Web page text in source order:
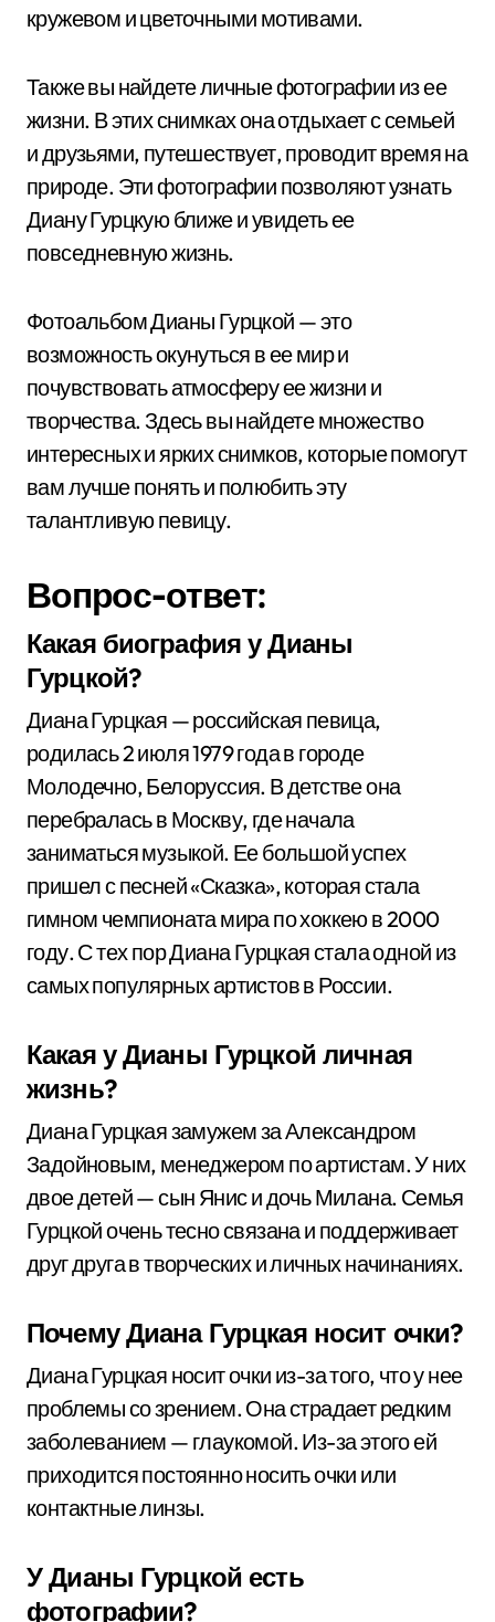
кружевом и цветочными мотивами.
Также вы найдете личные фотографии из ее
жизни. В этих снимках она отдыхает с семьей
и друзьями, путешествует, проводит время на
природе. Эти фотографии позволяют узнать
Диану Гурцкую ближе и увидеть ее
повседневную жизнь.
Фотоальбом Дианы Гурцкой — это
возможность окунуться в ее мир и
почувствовать атмосферу ее жизни и
творчества. Здесь вы найдете множество
интересных и ярких снимков, которые помогут
вам лучше понять и полюбить эту
талантливую певицу.
Вопрос-ответ:
Какая биография у Дианы
Гурцкой?
Диана Гурцкая — российская певица,
родилась 2 июля 1979 года в городе
Молодечно, Белоруссия. В детстве она
перебралась в Москву, где начала
заниматься музыкой. Ее большой успех
пришел с песней «Сказка», которая стала
гимном чемпионата мира по хоккею в 2000
году. С тех пор Диана Гурцкая стала одной из
самых популярных артистов в России.
Какая у Дианы Гурцкой личная
жизнь?
Диана Гурцкая замужем за Александром
Задойновым, менеджером по артистам. У них
двое детей — сын Янис и дочь Милана. Семья
Гурцкой очень тесно связана и поддерживает
друг друга в творческих и личных начинаниях.
Почему Диана Гурцкая носит очки?
Диана Гурцкая носит очки из-за того, что у нее
проблемы со зрением. Она страдает редким
заболеванием — глаукомой. Из-за этого ей
приходится постоянно носить очки или
контактные линзы.
У Дианы Гурцкой есть
фотографии?